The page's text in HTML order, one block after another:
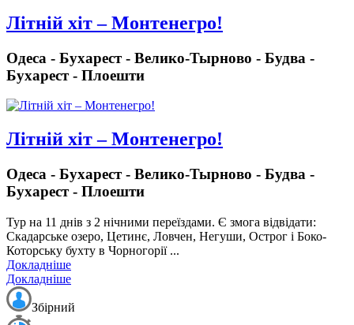
Літній хіт – Монтенегро!
Одеса - Бухарест - Велико-Тырново - Будва -
Бухарест - Плоешти
Літній хіт – Монтенегро!
Одеса - Бухарест - Велико-Тырново - Будва -
Бухарест - Плоешти
Тур на 11 днів з 2 нічними переїздами. Є змога відвідати:
Скадарське озеро, Цетинє, Ловчен, Негуши, Острог і Боко-
Которську бухту в Чорногорії ...
Докладніше
Докладніше
Збірний